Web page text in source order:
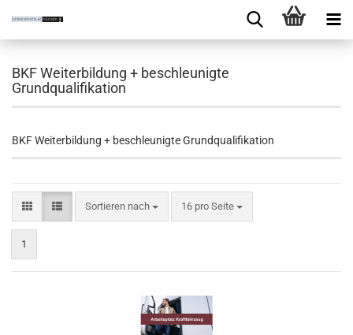
BKF Weiterbildung + beschleunigte
Grundqualifikation
BKF Weiterbildung + beschleunigte Grundqualifikation
Sortieren nach 16 pro Seite
1